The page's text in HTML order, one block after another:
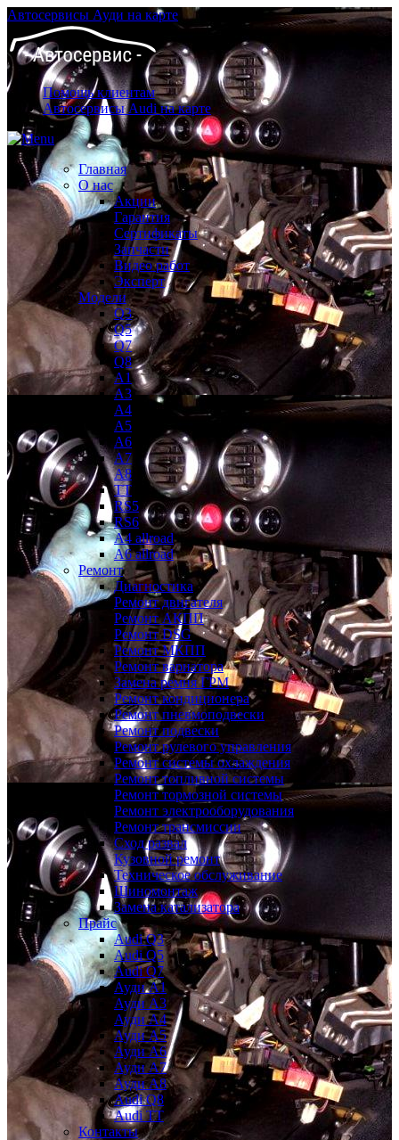
Автосервисы Ауди на карте
Помощь клиентам
Автосервисы Audi на карте
Главная
О нас
Акции
Гарантия
Сертификаты
Запчасти
Видео работ
Эксперт
Модели
Q3
Q5
Q7
Q8
A1
A3
A4
A5
A6
A7
A8
TT
RS5
RS6
A4 allroad
A6 allroad
Ремонт
Диагностика
Ремонт двигателя
Ремонт АКПП
Ремонт DSG
Ремонт МКПП
Ремонт вариатора
Замена ремня ГРМ
Ремонт кондиционера
Ремонт пневмоподвески
Ремонт подвески
Ремонт рулевого управления
Ремонт системы охлаждения
Ремонт топливной системы
Ремонт тормозной системы
Ремонт электрооборудования
Ремонт трансмиссии
Сход развал
Кузовной ремонт
Техническое обслуживание
Шиномонтаж
Замена катализатора
Прайс
Audi Q3
Audi Q5
Audi Q7
Ауди А1
Ауди А3
Ауди А4
Ауди A5
Ауди А6
Ауди А7
Ауди A8
Audi Q8
Audi TT
Контакты